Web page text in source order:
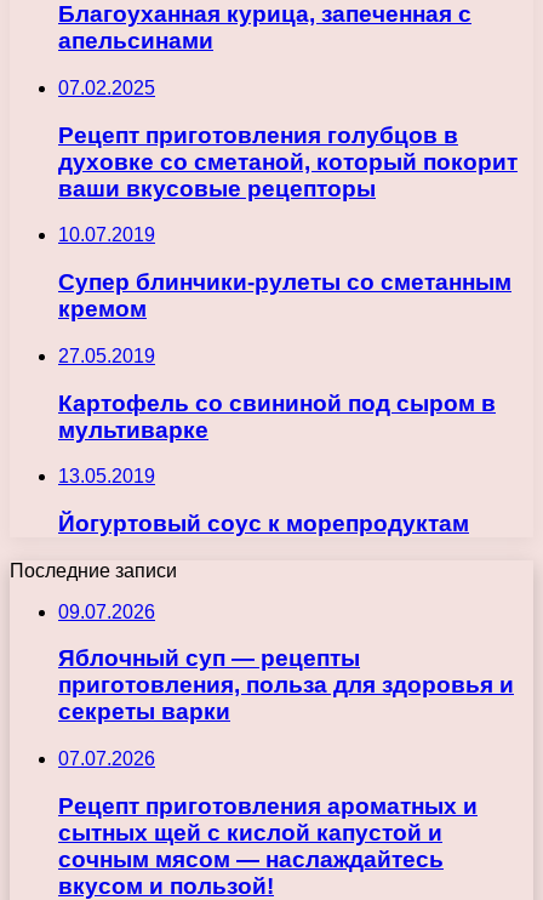
Благоуханная курица, запеченная с
апельсинами
07.02.2025
Рецепт приготовления голубцов в
духовке со сметаной, который покорит
ваши вкусовые рецепторы
10.07.2019
Супер блинчики-рулеты со сметанным
кремом
27.05.2019
Картофель со свининой под сыром в
мультиварке
13.05.2019
Йогуртовый соус к морепродуктам
Последние записи
09.07.2026
Яблочный суп — рецепты
приготовления, польза для здоровья и
секреты варки
07.07.2026
Рецепт приготовления ароматных и
сытных щей с кислой капустой и
сочным мясом — наслаждайтесь
вкусом и пользой!